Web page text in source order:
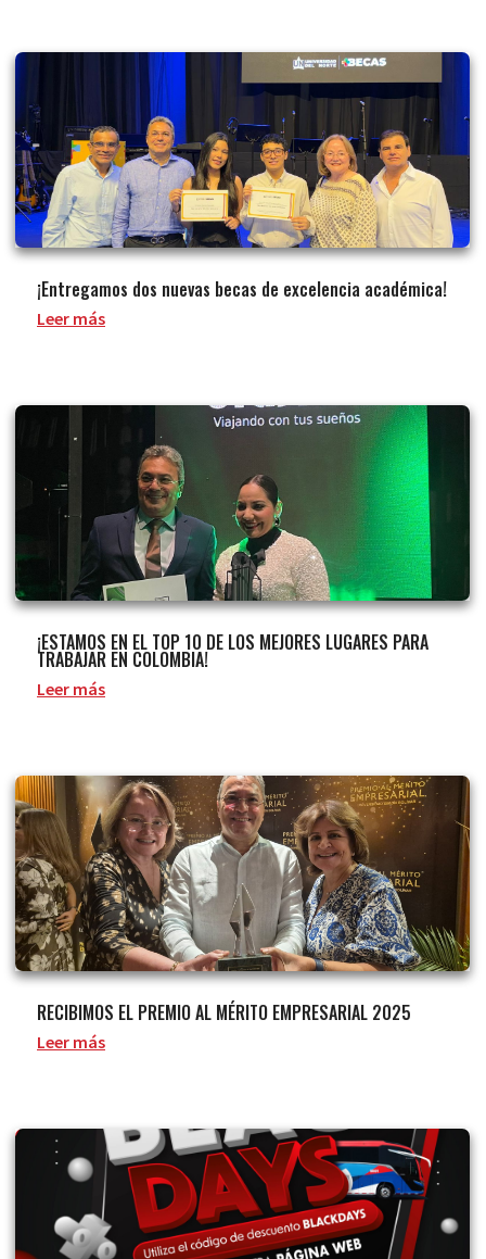
¡Entregamos dos nuevas becas de excelencia académica!
Leer más
¡ESTAMOS EN EL TOP 10 DE LOS MEJORES LUGARES PARA
TRABAJAR EN COLOMBIA!
Leer más
RECIBIMOS EL PREMIO AL MÉRITO EMPRESARIAL 2025
Leer más